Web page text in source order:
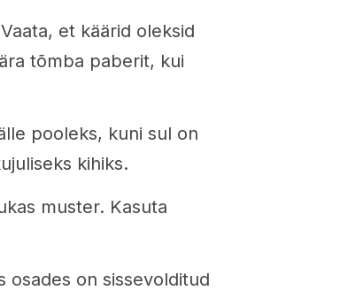
et käärid oleksid
tõmba paberit, kui
pooleks, kuni sul on
kihiks.
muster. Kasuta
osades on sissevolditud